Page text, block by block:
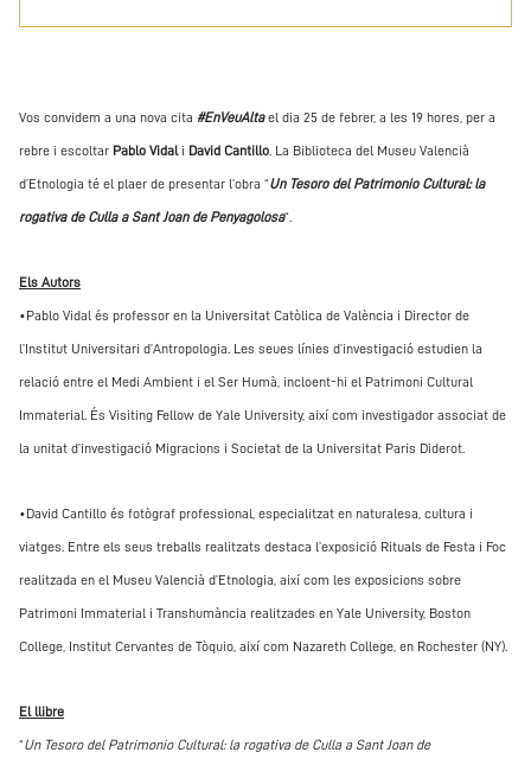
Vos convidem a una nova cita #EnVeuAltael dia 25 de febrer, a les 19 hores, per a
rebre i escoltar Pablo Vidali David Cantillo . La Biblioteca del Museu Valencià
d’Etnologia té el plaer de presentar l’obra “Un Tesoro del Patrimonio Cultural: la
rogativa de Culla a Sant Joan de Penyagolosa“.
Els Autors
•Pablo Vidal és professor en la Universitat Catòlica de València i Director de
l’Institut Universitari d’Antropologia. Les seues línies d’investigació estudien la
relació entre el Medi Ambient i el Ser Humà, incloent-hi el Patrimoni Cultural
Immaterial. És Visiting Fellow de Yale University, així com investigador associat de
la unitat d’investigació Migracions i Societat de la Universitat Paris Diderot.
•David Cantillo és fotògraf professional, especialitzat en naturalesa, cultura i
viatges. Entre els seus treballs realitzats destaca l’exposició Rituals de Festa i Foc
realitzada en el Museu Valencià d’Etnologia, així com les exposicions sobre
Patrimoni Immaterial i Transhumància realitzades en Yale University, Boston
College, Institut Cervantes de Tòquio, així com Nazareth College, en Rochester (NY).
El llibre
“Un Tesoro del Patrimonio Cultural: la rogativa de Culla a Sant Joan de